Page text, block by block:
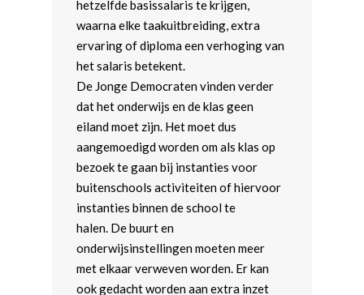
hetzelfde basissalaris te krijgen,
waarna elke taakuitbreiding, extra
ervaring of diploma een verhoging van
het salaris betekent.
De Jonge Democraten vinden verder
dat het onderwijs en de klas geen
eiland moet zijn. Het moet dus
aangemoedigd worden om als klas op
bezoek te gaan bij instanties voor
buitenschools activiteiten of hiervoor
instanties binnen de school te
halen. De buurt en
onderwijsinstellingen moeten meer
met elkaar verweven worden. Er kan
ook gedacht worden aan extra inzet